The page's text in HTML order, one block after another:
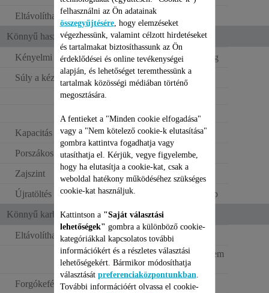
Eltávolítható akkumulátor
Könnyű használat
Kényelmi használat
Ultra könnyű <1,3kg
Súly a kézben
2 kg
Kapacitás
Large (<0,6L)
Porszákos kapacitás
0.4 L
Zajszint
Standard
Újratöltés típusa
Falra szerelt töltőtalp
Könnyű karbantartás
Eltávolítható porzsák
Single opening system
Forgókefés tisztítórendszer
felhasználni az Ön adatainak
összegyűjtésére, hogy elemzéseket
végezhessünk, valamint célzott hirdetéseket
és tartalmakat biztosíthassunk az Ön
érdeklődései és online tevékenységei
alapján, és lehetőséget teremthessünk a
tartalmak közösségi médiában történő
megosztására.
A fentieket a "Minden cookie elfogadása"
vagy a "Nem kötelező cookie-k elutasítása"
gombra kattintva fogadhatja vagy
utasíthatja el. Kérjük, vegye figyelembe,
hogy ha elutasítja a cookie-kat, csak a
weboldal hatékony működéséhez szükséges
cookie-kat használjuk.
Kattintson a "Saját választási
lehetőségek" gombra a különböző cookie-
kategóriákkal kapcsolatos további
információkért és a részletes választási
lehetőségekért. Bármikor módosíthatja
választását preferenciaközpontunkban
További információért olvassa el cookie-